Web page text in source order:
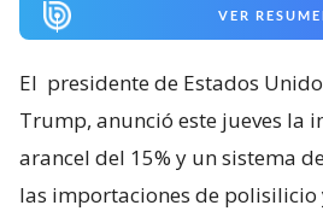
VER
El presidente de Estados
Trump, anunció este jueves la
arancel del 15% y un sistema
las importaciones de polisilicio